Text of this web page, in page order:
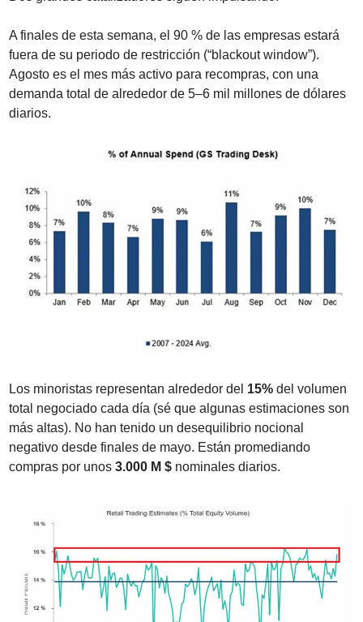
A finales de esta semana, el 90 % de las empresas estará
fuera de su periodo de restricción (“blackout window”).
Agosto es el mes más activo para recompras, con una
demanda total de alrededor de 5–6 mil millones de dólares
diarios.
Los minoristas representan alrededor del 15% del volumen
total negociado cada día (sé que algunas estimaciones son
más altas). No han tenido un desequilibrio nocional
negativo desde finales de mayo. Están promediando
compras por unos 3.000 M $ nominales diarios.